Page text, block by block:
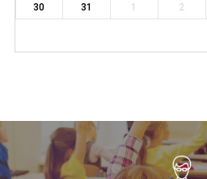
30
31 1 2